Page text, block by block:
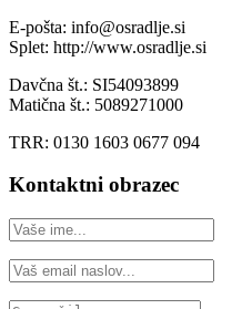
E-pošta: info@osradlje.si
Splet: http://www.osradlje.si
Davčna št.: SI54093899
Matična št.: 5089271000
TRR: 0130 1603 0677 094
Kontaktni obrazec